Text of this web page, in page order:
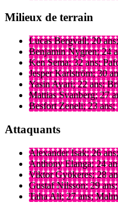
Milieux de terrain
Lucas Bergvall; 20
Benjamin Nygren; 24
Ken Sema; 32 ans;
Jesper Karlström; 30
Yasin Ayari; 22 ans;
Mattias Svanberg; 27
Besfort Zeneli; 23
Attaquants
Alexander Isak; 26
Anthony Elanga; 24
Viktor Gyökeres; 28
Gustaf Nilsson; 29
Taha Ali; 27 ans;